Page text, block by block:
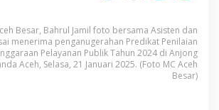
p
a
t
i
Besar, Bahrul Jamil foto bersama Asisten dan
menerima penganugerahan Predikat Penilaian
Pelayanan Publik Tahun 2024 di Anjong
Aceh, Selasa, 21 Januari 2025. (Foto MC Aceh
Besar)